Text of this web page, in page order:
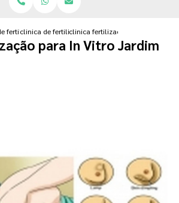
fertilizacoes
clinica de fertilizacao assistidaclinica fertilizacao para in vitro
para In Vitro Jardim